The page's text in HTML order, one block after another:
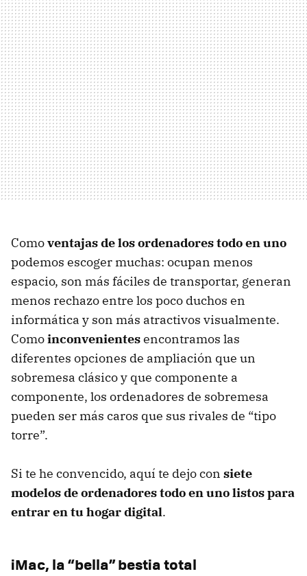
Comoventajas de los ordenadores todo en uno
podemos escoger muchas: ocupan menos
espacio, son más fáciles de transportar, generan
menos rechazo entre los poco duchos en
informática y son más atractivos visualmente.
Comoinconvenientesencontramos las
diferentes opciones de ampliación que un
sobremesa clásico y que componente a
componente, los ordenadores de sobremesa
pueden ser más caros que sus rivales de “tipo
torre”.
Si te he convencido, aquí te dejo con siete
modelos de ordenadores todo en uno listos para
entrar en tu hogar digital.
iMac, la “bella” bestia total